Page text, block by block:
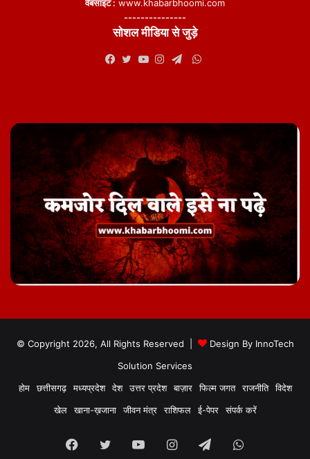
वेबसाइट : www.khabarbhoomi.com
---------------
सोशल मीडिया से जुड़े
WhatsApp
© Copyright 2026, All Rights Reserved | Design By InnoTech
Solution Services
होम
छत्तीसगढ़ मध्यप्रदेश देश उत्तर प्रदेश बाज़ार फिल्म जगत राजनीति
विदेश
खेल
खाना-ख़जाना जीवन मंत्र राशिफल ई-पेपर संपर्क करें
Facebook
TwitterYouTubeInstagram
TelegramWhatsApp